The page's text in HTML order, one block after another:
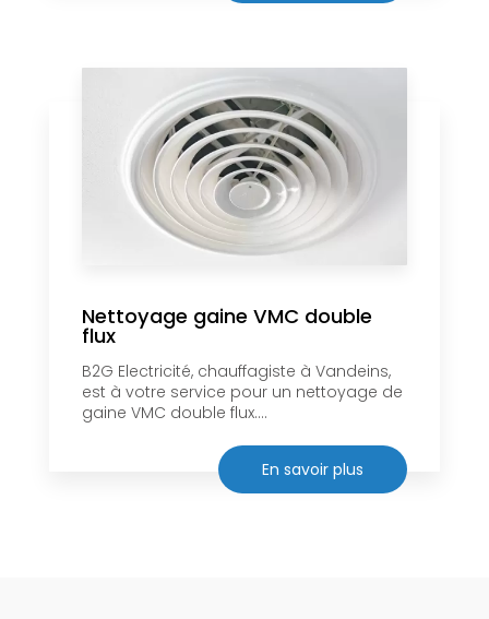
Nettoyage gaine VMC double
flux
B2G Electricité, chauffagiste à Vandeins,
est à votre service pour un nettoyage de
gaine VMC double flux....
En savoir plus